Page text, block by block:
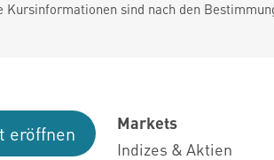
Kursinformationen sind nach den
eröffnen
Markets
Indizes & Aktien